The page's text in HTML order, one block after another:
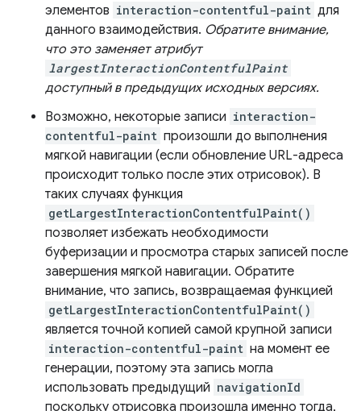
элементов interaction-contentful-paint для
данного взаимодействия. Обратите внимание,
что это заменяет атрибут
largestInteractionContentfulPaint
доступный в предыдущих исходных версиях.
Возможно, некоторые записи interaction-
contentful-paint произошли до выполнения
мягкой навигации (если обновление URL-адреса
происходит только после этих отрисовок). В
таких случаях функция
getLargestInteractionContentfulPaint()
позволяет избежать необходимости
буферизации и просмотра старых записей после
завершения мягкой навигации. Обратите
внимание, что запись, возвращаемая функцией
getLargestInteractionContentfulPaint()
является точной копией самой крупной записи
interaction-contentful-paint на момент ее
генерации, поэтому эта запись могла
использовать предыдущий navigationId
поскольку отрисовка произошла именно тогда,